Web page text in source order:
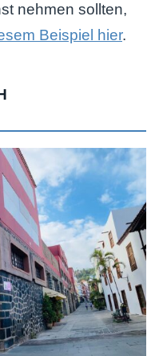
nehmen sollten,
Beispiel hier.